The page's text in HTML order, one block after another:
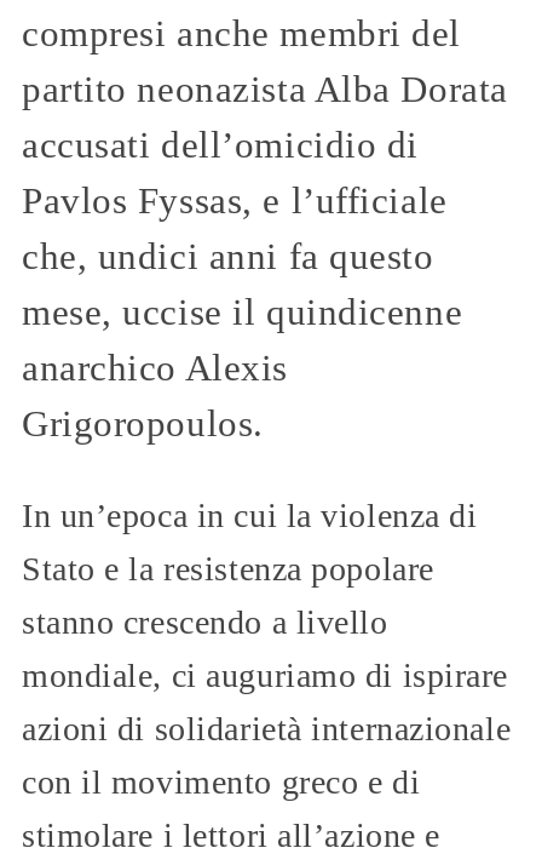
compresi anche membri del
partito neonazista Alba Dorata
accusati dell’omicidio di
Pavlos Fyssas, e l’ufficiale
che, undici anni fa questo
mese, uccise il quindicenne
anarchico Alexis
Grigoropoulos.
In un’epoca in cui la violenza di
Stato e la resistenza popolare
stanno crescendo a livello
mondiale, ci auguriamo di ispirare
azioni di solidarietà internazionale
con il movimento greco e di
stimolare i lettori all’azione e